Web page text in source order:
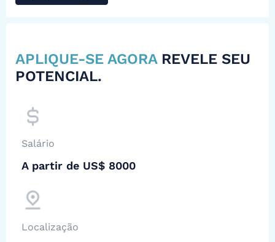
APLIQUE-SE AGORA REVELE SEU
POTENCIAL.
Salário
A partir de US$ 8000
Localização